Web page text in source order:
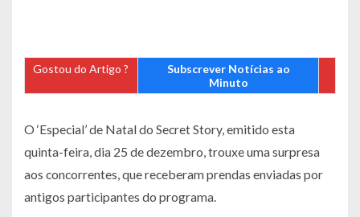
Gostou do Artigo ?
Subscrever Notícias ao
Minuto
O ‘Especial’ de Natal do Secret Story, emitido esta
quinta-feira, dia 25 de dezembro, trouxe uma surpresa
aos concorrentes, que receberam prendas enviadas por
antigos participantes do programa.